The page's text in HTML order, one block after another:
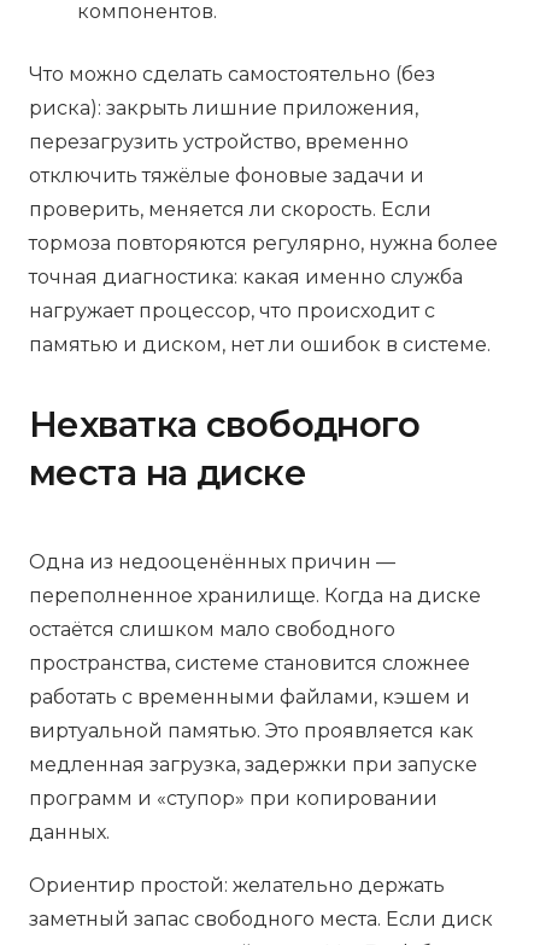
компонентов.
Что можно сделать самостоятельно (без
риска): закрыть лишние приложения,
перезагрузить устройство, временно
отключить тяжёлые фоновые задачи и
проверить, меняется ли скорость. Если
тормоза повторяются регулярно, нужна более
точная диагностика: какая именно служба
нагружает процессор, что происходит с
памятью и диском, нет ли ошибок в системе.
Нехватка свободного
места на диске
Одна из недооценённых причин —
переполненное хранилище. Когда на диске
остаётся слишком мало свободного
пространства, системе становится сложнее
работать с временными файлами, кэшем и
виртуальной памятью. Это проявляется как
медленная загрузка, задержки при запуске
программ и «ступор» при копировании
данных.
Ориентир простой: желательно держать
заметный запас свободного места. Если диск